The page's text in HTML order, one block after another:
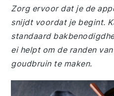
Zorg ervoor dat je de
snijdt voordat je begint.
standaard
ei helpt om de randen
goudbruin te maken.